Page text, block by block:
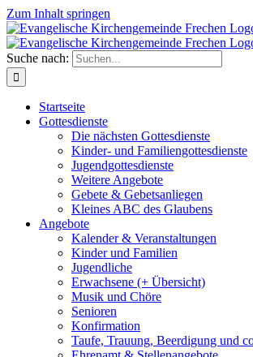
Zum Inhalt springen
Suche nach:
Startseite
Gottesdienste
Die nächsten Gottesdienste
Kinder- und Familiengottesdienste
Jugendgottesdienste
Weitere Angebote
Gebete & Gebetsanliegen
Kleines ABC des Glaubens
Angebote
Kalender & Veranstaltungen
Kinder und Familien
Jugendliche
Erwachsene (+ Übersicht)
Musik und Chöre
Senioren
Konfirmation
Taufe, Trauung, Beerdigung und